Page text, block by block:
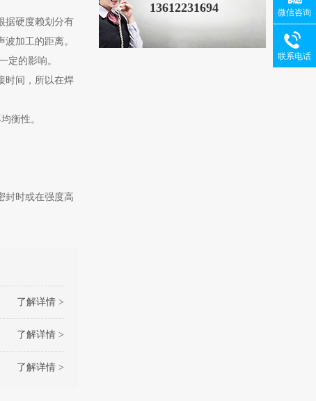
据硬度赖划分有
加工的距离。
定的影响。
时间，所以在焊
衡性。
封时或在强度高
了解详情 >
了解详情 >
了解详情 >
13612231694 微信咨询
联系电话